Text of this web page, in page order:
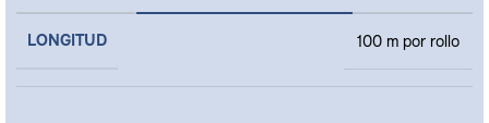
LONGITUD 100 m por rollo